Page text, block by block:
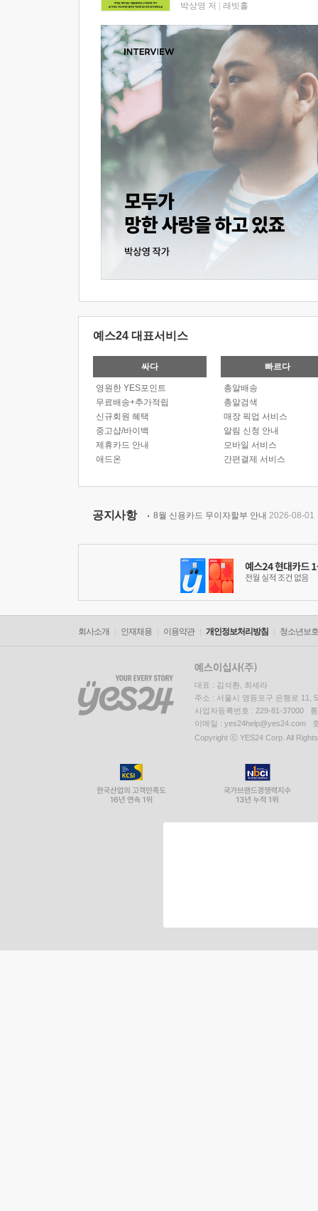
박상영 저 래빗홀
예스24 대표서비스
싸다
영원한 YES포인트
무료배송+추가적립
신규회원 혜택
중고샵/바이백
제휴카드 안내
애드온
빠르다
총알배송
총알검색
매장 픽업 서비스
알림 신청 안내
모바일 서비스
간편결제 서비스
공지사항 8월 신용카드 무이자할부 안내 2026-08-01
회사소개 인재채용 이용약관 개인정보처리방침 청소년보
대표 : 김석환, 최세라
주소 : 서울시 영등포구 은행로 11,
사업자등록번호 : 229-81-37000
이메일 : yes24help@yes24.com
Copyright ⓒ YES24 Corp. All